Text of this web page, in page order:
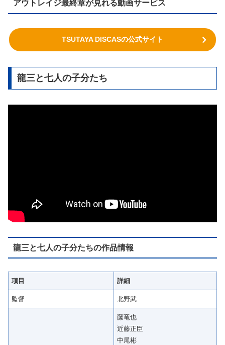
アウトレイジ最終章が見れる動画サービス
TSUTAYA DISCASの公式サイト
龍三と七人の子分たち
龍三と七人の子分たちの作品情報
項目 詳細
監督 北野武
藤竜也
近藤正臣
中尾彬